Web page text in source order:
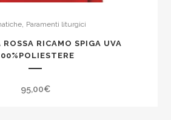
, Paramenti liturgici
ROSSA RICAMO SPIGA UVA
95,00€